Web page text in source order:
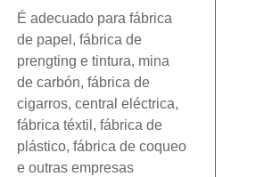
É adecuado para fábrica
de papel, fábrica de
prengting e tintura, mina
de carbón, fábrica de
cigarros, central eléctrica,
fábrica téxtil, fábrica de
plástico, fábrica de coqueo
e outras empresas